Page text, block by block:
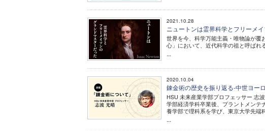
2021.10.28
ニュートンは霊界科学とフリーメ
世界を今、科学万能主義・唯物論が覆
心」において、近代科学の祖と呼ばれ
...
2020.10.04
錬金術の歴史を振り返る-中世ヨー
HSU 未来産業学部プロフェッサー 志
学部経済学科卒業後、プラントメンテ
養学部で理科系を学び、東京大学先端
...